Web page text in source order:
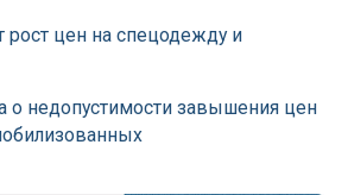
рост цен на спецодежду и
о недопустимости завышения цен